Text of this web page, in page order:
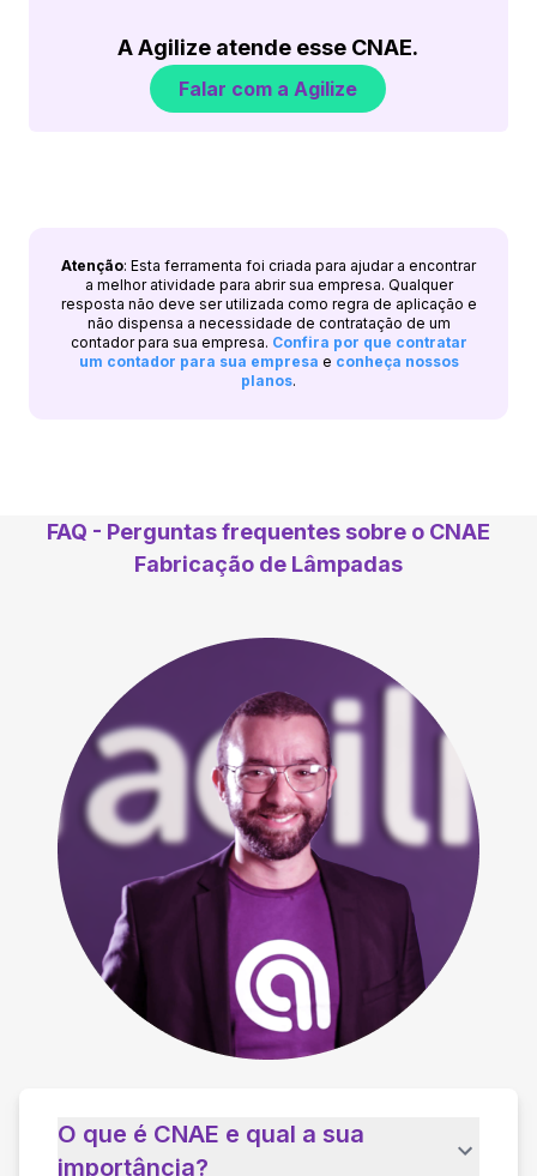
A Agilize atende esse CNAE.
Falar com a Agilize
Atenção: Esta ferramenta foi criada para ajudar a encontrar
a melhor atividade para abrir sua empresa. Qualquer
resposta não deve ser utilizada como regra de aplicação e
não dispensa a necessidade de contratação de um
contador para sua empresa. Confira por que contratar
um contador para sua empresa e conheça nossos
planos.
FAQ - Perguntas frequentes sobre o CNAE
Fabricação de Lâmpadas
O que é CNAE e qual a sua
importância?